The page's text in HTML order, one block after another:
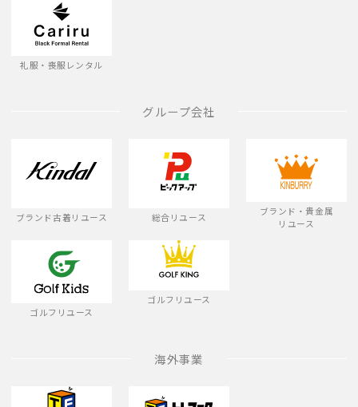
礼服・喪服レンタル
グループ会社
ブランド古着リユース 総合リユース
ブランド・貴金属
リユース
ゴルフリユース
ゴルフリユース
海外事業